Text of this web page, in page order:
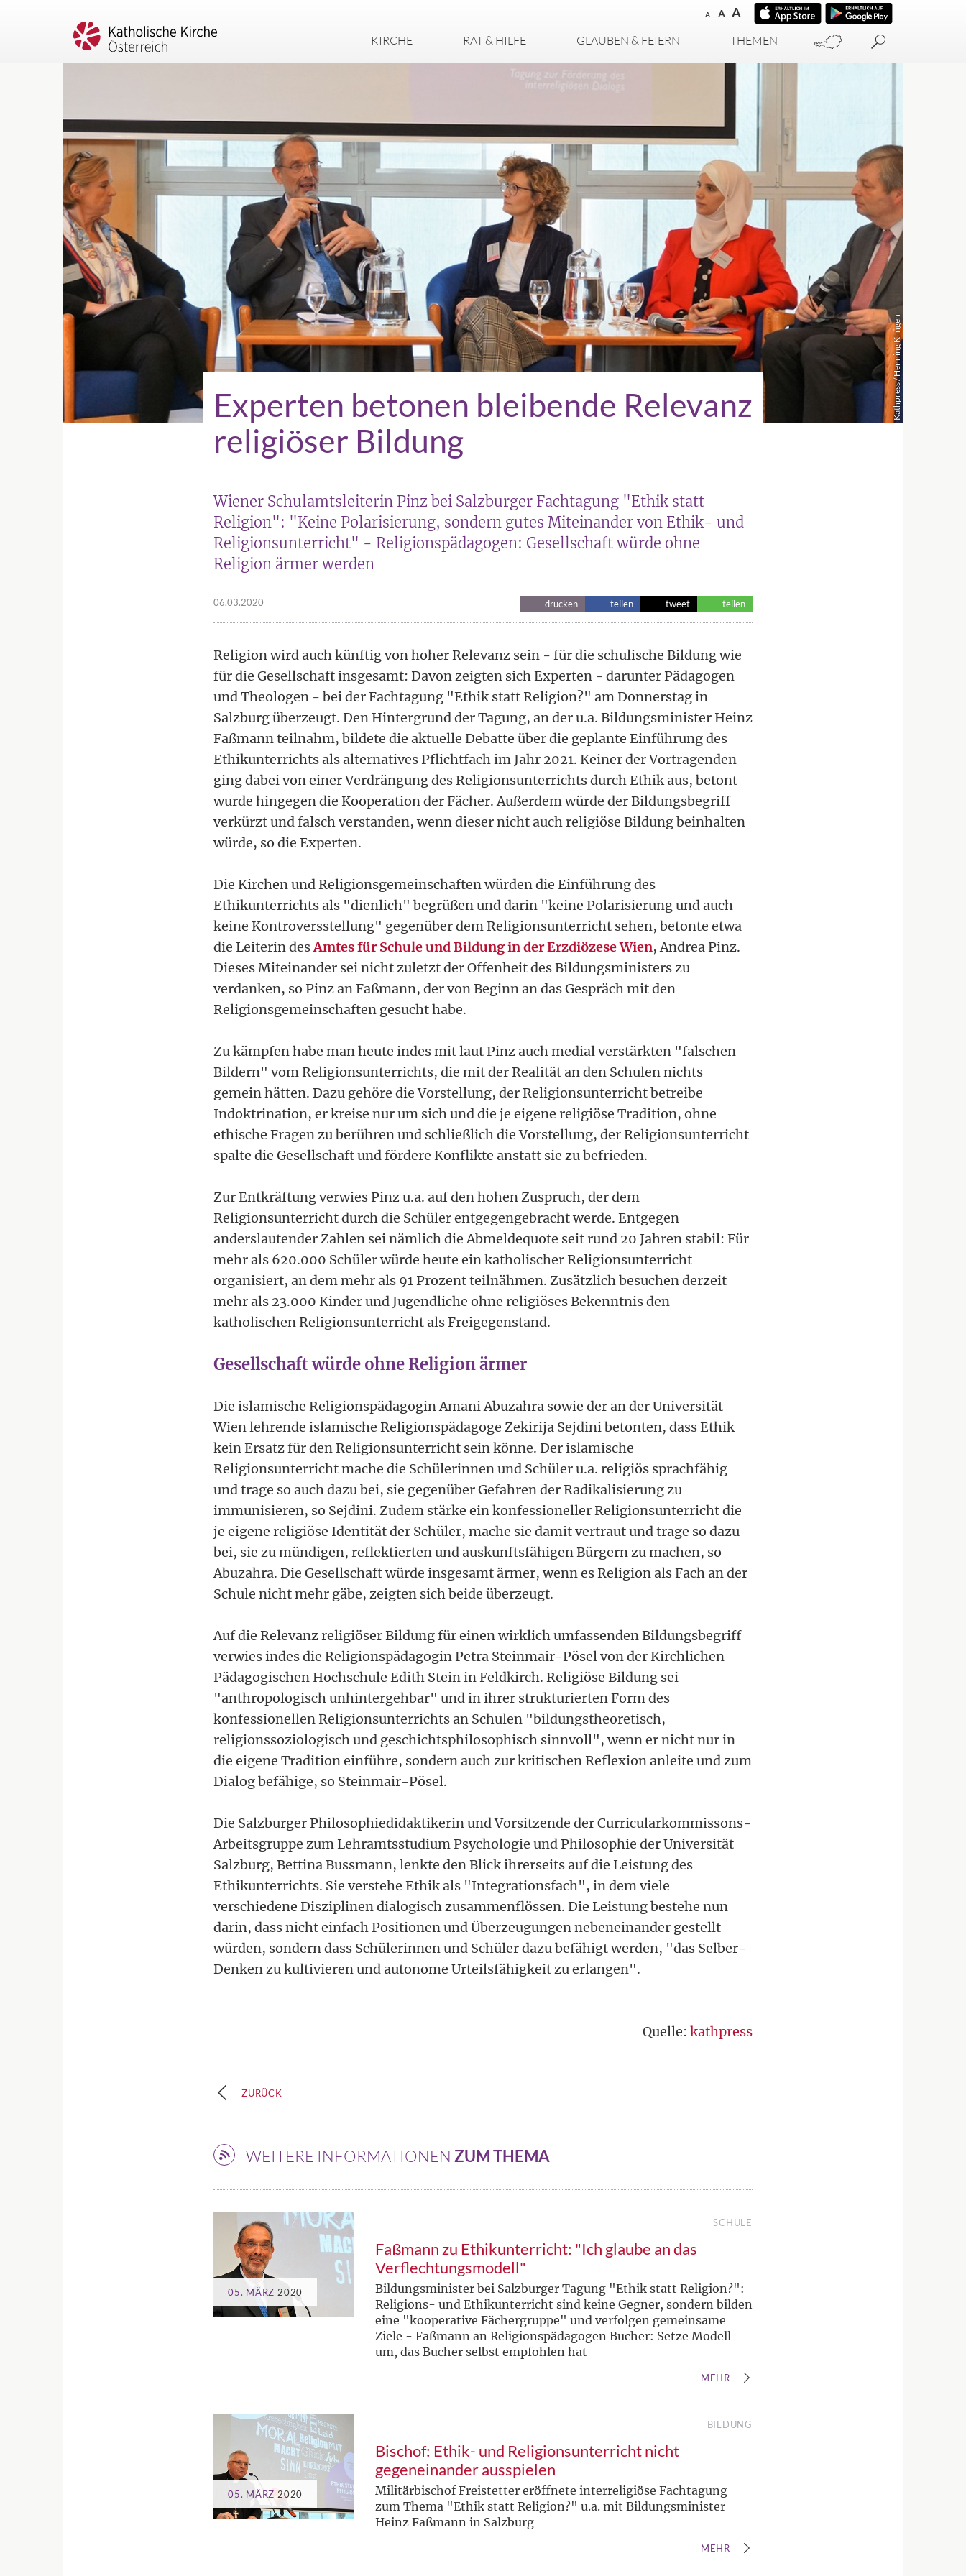
A A A
KIRCHE RAT & HILFE GLAUBEN & FEIERN THEMEN
Kathpress / Henning Klingen
Experten betonen bleibende Relevanz
religiöser Bildung
Wiener Schulamtsleiterin Pinz bei Salzburger Fachtagung "Ethik statt
Religion": "Keine Polarisierung, sondern gutes Miteinander von Ethik- und
Religionsunterricht" - Religionspädagogen: Gesellschaft würde ohne
Religion ärmer werden
06.03.2020 drucken teilen tweet teilen
Religion wird auch künftig von hoher Relevanz sein - für die schulische Bildung wie
für die Gesellschaft insgesamt: Davon zeigten sich Experten - darunter Pädagogen
und Theologen - bei der Fachtagung "Ethik statt Religion?" am Donnerstag in
Salzburg überzeugt. Den Hintergrund der Tagung, an der u.a. Bildungsminister Heinz
Faßmann teilnahm, bildete die aktuelle Debatte über die geplante Einführung des
Ethikunterrichts als alternatives Pflichtfach im Jahr 2021. Keiner der Vortragenden
ging dabei von einer Verdrängung des Religionsunterrichts durch Ethik aus, betont
wurde hingegen die Kooperation der Fächer. Außerdem würde der Bildungsbegriff
verkürzt und falsch verstanden, wenn dieser nicht auch religiöse Bildung beinhalten
würde, so die Experten.
Die Kirchen und Religionsgemeinschaften würden die Einführung des
Ethikunterrichts als "dienlich" begrüßen und darin "keine Polarisierung und auch
keine Kontroversstellung" gegenüber dem Religionsunterricht sehen, betonte etwa
die Leiterin desAmtes für Schule und Bildung in der Erzdiözese Wien, Andrea Pinz.
Dieses Miteinander sei nicht zuletzt der Offenheit des Bildungsministers zu
verdanken, so Pinz an Faßmann, der von Beginn an das Gespräch mit den
Religionsgemeinschaften gesucht habe.
Zu kämpfen habe man heute indes mit laut Pinz auch medial verstärkten "falschen
Bildern" vom Religionsunterrichts, die mit der Realität an den Schulen nichts
gemein hätten. Dazu gehöre die Vorstellung, der Religionsunterricht betreibe
Indoktrination, er kreise nur um sich und die je eigene religiöse Tradition, ohne
ethische Fragen zu berühren und schließlich die Vorstellung, der Religionsunterricht
spalte die Gesellschaft und fördere Konflikte anstatt sie zu befrieden.
Zur Entkräftung verwies Pinz u.a. auf den hohen Zuspruch, der dem
Religionsunterricht durch die Schüler entgegengebracht werde. Entgegen
anderslautender Zahlen sei nämlich die Abmeldequote seit rund 20 Jahren stabil: Für
mehr als 620.000 Schüler würde heute ein katholischer Religionsunterricht
organisiert, an dem mehr als 91 Prozent teilnähmen. Zusätzlich besuchen derzeit
mehr als 23.000 Kinder und Jugendliche ohne religiöses Bekenntnis den
katholischen Religionsunterricht als Freigegenstand.
Gesellschaft würde ohne Religion ärmer
Die islamische Religionspädagogin Amani Abuzahra sowie der an der Universität
Wien lehrende islamische Religionspädagoge Zekirija Sejdini betonten, dass Ethik
kein Ersatz für den Religionsunterricht sein könne. Der islamische
Religionsunterricht mache die Schülerinnen und Schüler u.a. religiös sprachfähig
und trage so auch dazu bei, sie gegenüber Gefahren der Radikalisierung zu
immunisieren, so Sejdini. Zudem stärke ein konfessioneller Religionsunterricht die
je eigene religiöse Identität der Schüler, mache sie damit vertraut und trage so dazu
bei, sie zu mündigen, reflektierten und auskunftsfähigen Bürgern zu machen, so
Abuzahra. Die Gesellschaft würde insgesamt ärmer, wenn es Religion als Fach an der
Schule nicht mehr gäbe, zeigten sich beide überzeugt.
Auf die Relevanz religiöser Bildung für einen wirklich umfassenden Bildungsbegriff
verwies indes die Religionspädagogin Petra Steinmair-Pösel von der Kirchlichen
Pädagogischen Hochschule Edith Stein in Feldkirch. Religiöse Bildung sei
"anthropologisch unhintergehbar" und in ihrer strukturierten Form des
konfessionellen Religionsunterrichts an Schulen "bildungstheoretisch,
religionssoziologisch und geschichtsphilosophisch sinnvoll", wenn er nicht nur in
die eigene Tradition einführe, sondern auch zur kritischen Reflexion anleite und zum
Dialog befähige, so Steinmair-Pösel.
Die Salzburger Philosophiedidaktikerin und Vorsitzende der Curricularkommissons-
Arbeitsgruppe zum Lehramtsstudium Psychologie und Philosophie der Universität
Salzburg, Bettina Bussmann, lenkte den Blick ihrerseits auf die Leistung des
Ethikunterrichts. Sie verstehe Ethik als "Integrationsfach", in dem viele
verschiedene Disziplinen dialogisch zusammenflössen. Die Leistung bestehe nun
darin, dass nicht einfach Positionen und Überzeugungen nebeneinander gestellt
würden, sondern dass Schülerinnen und Schüler dazu befähigt werden, "das Selber-
Denken zu kultivieren und autonome Urteilsfähigkeit zu erlangen".
Quelle: kathpress
ZURÜCK
WEITERE INFORMATIONEN ZUM THEMA
05. MÄRZ 2020
SCHULE
Faßmann zu Ethikunterricht: "Ich glaube an das
Verflechtungsmodell"
Bildungsminister bei Salzburger Tagung "Ethik statt Religion?":
Religions- und Ethikunterricht sind keine Gegner, sondern bilden
eine "kooperative Fächergruppe" und verfolgen gemeinsame
Ziele - Faßmann an Religionspädagogen Bucher: Setze Modell
um, das Bucher selbst empfohlen hat
MEHR
05. MÄRZ 2020
BILDUNG
Bischof: Ethik- und Religionsunterricht nicht
gegeneinander ausspielen
Militärbischof Freistetter eröffnete interreligiöse Fachtagung
zum Thema "Ethik statt Religion?" u.a. mit Bildungsminister
Heinz Faßmann in Salzburg
MEHR